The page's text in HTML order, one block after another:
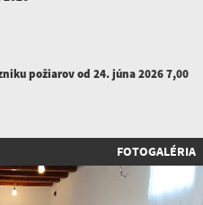
požiarov od 24. júna 2026 7,00
FOTOGALÉRIA